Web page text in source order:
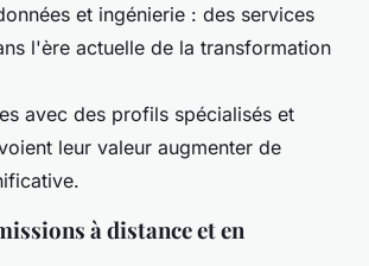
et ingénierie : des services
l'ère actuelle de la transformation
avec des profils spécialisés et
leur valeur augmenter de
à distance et en